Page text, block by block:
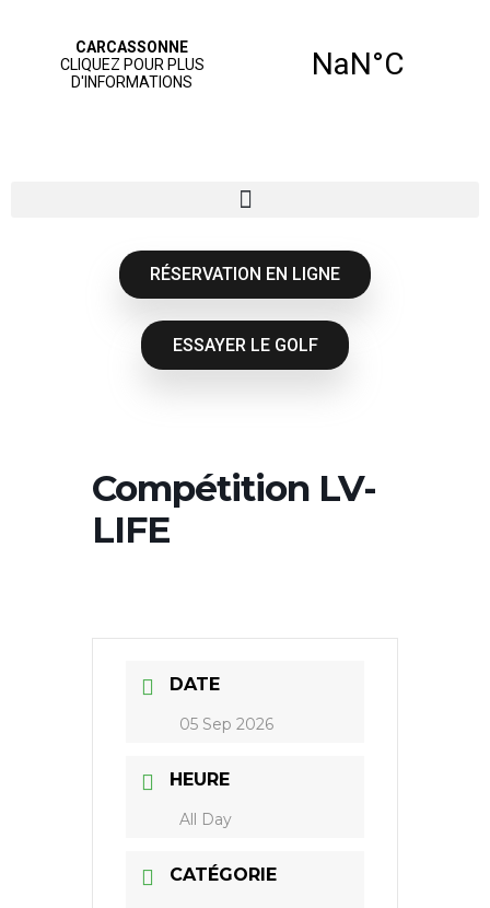
RÉSERVATION EN LIGNE
ESSAYER LE GOLF
Compétition LV-
LIFE
DATE
05 Sep 2026
HEURE
All Day
CATÉGORIE